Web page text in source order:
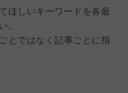
ほしいキーワードを各最
。
とではなく記事ごとに指